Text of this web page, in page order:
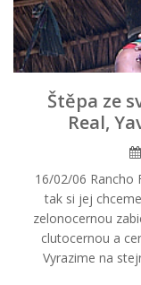
Štěpa ze
Real,
16/02/06 Rancho
tak si jej
zelonocernou
clutocernou a
Vyrazime na